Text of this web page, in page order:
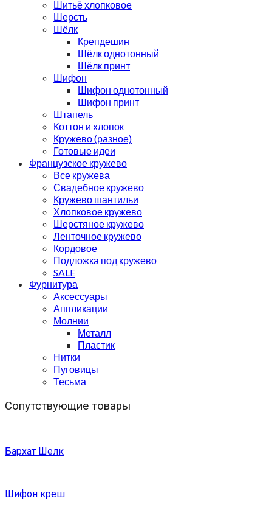
Шитьё хлопковое
Шерсть
Шёлк
Крепдешин
Шёлк однотонный
Шёлк принт
Шифон
Шифон однотонный
Шифон принт
Штапель
Коттон и хлопок
Кружево (разное)
Готовые идеи
Французское кружево
Все кружева
Свадебное кружево
Кружево шантильи
Хлопковое кружево
Шерстяное кружево
Ленточное кружево
Кордовое
Подложка под кружево
SALE
Фурнитура
Аксессуары
Аппликации
Молнии
Металл
Пластик
Нитки
Пуговицы
Тесьма
Сопутствующие товары
Бархат Шелк
Шифон креш